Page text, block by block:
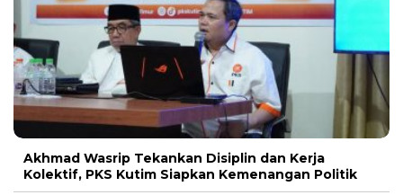
Akhmad Wasrip Tekankan Disiplin dan Kerja
Kolektif, PKS Kutim Siapkan Kemenangan Politik